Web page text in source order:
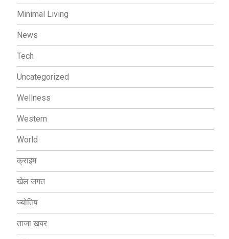
Minimal Living
News
Tech
Uncategorized
Wellness
Western
World
क्राइम
खेल जगत
ज्योतिष
ताजा ख़बर